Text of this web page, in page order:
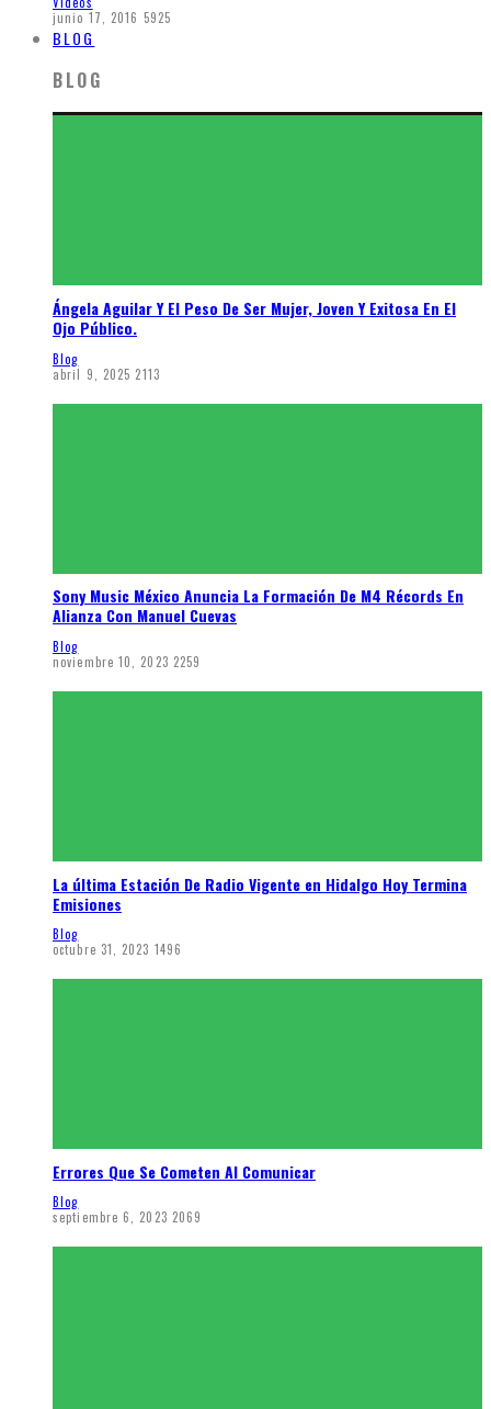
junio 17, 2016 5925
BLOG
BLOG
Ángela Aguilar Y El Peso De Ser Mujer, Joven Y Exitosa En El
Ojo Público.
Blog
abril 9, 2025 2113
Sony Music México Anuncia La Formación De M4 Récords En
Alianza Con Manuel Cuevas
Blog
noviembre 10, 2023 2259
La última Estación De Radio Vigente en Hidalgo Hoy Termina
Emisiones
Blog
octubre 31, 2023 1496
Errores Que Se Cometen Al Comunicar
Blog
septiembre 6, 2023 2069